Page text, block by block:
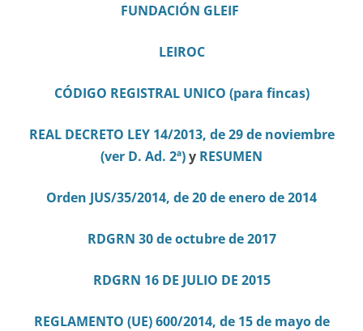
FUNDACIÓN GLEIF
LEIROC
CÓDIGO REGISTRAL UNICO (para fincas)
REAL DECRETO LEY 14/2013, de 29 de noviembre
(ver D. Ad. 2ª)y RESUMEN
Orden JUS/35/2014, de 20 de enero de 2014
RDGRN 30 de octubre de 2017
RDGRN 16 DE JULIO DE 2015
REGLAMENTO (UE) 600/2014, de 15 de mayo de